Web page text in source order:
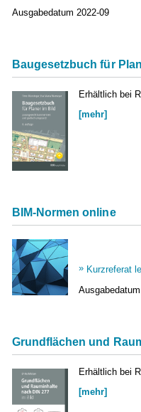
Ausgabedatum 2022-09
Baugesetzbuch für
Erhältlich bei
[mehr]
BIM-Normen online
Kurzreferat
Ausgabedatum
Grundflächen und
Erhältlich bei
[mehr]